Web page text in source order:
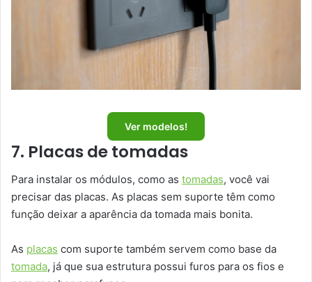
Ver modelos!
7. Placas de tomadas
Para instalar os módulos, como as tomadas, você vai
precisar das placas. As placas sem suporte têm como
função deixar a aparência da tomada mais bonita.
As placas com suporte também servem como base da
tomada, já que sua estrutura possui furos para os fios e